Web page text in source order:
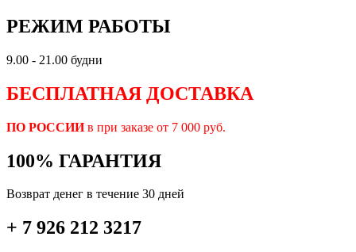
РЕЖИМ РАБОТЫ
9.00 - 21.00 будни
БЕСПЛАТНАЯ ДОСТАВКА
ПО РОССИИв при заказе от 7 000 руб.
100% ГАРАНТИЯ
Возврат денег в течение 30 дней
+ 7 926 212 3217